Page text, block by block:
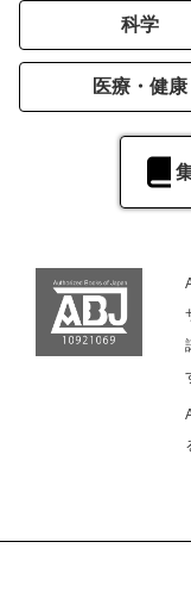
科学
医療・健康